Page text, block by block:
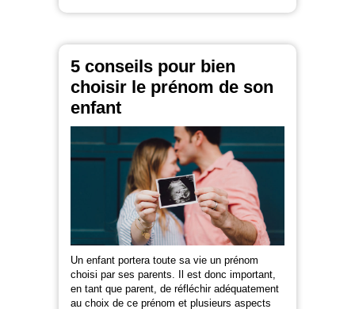
5 conseils pour bien
choisir le prénom de son
enfant
Un enfant portera toute sa vie un prénom
choisi par ses parents. Il est donc important,
en tant que parent, de réfléchir adéquatement
au choix de ce prénom et plusieurs aspects